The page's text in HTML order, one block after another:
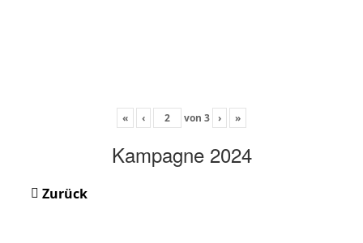
« ‹ von 3 › »
Kampagne 2024
Zurück